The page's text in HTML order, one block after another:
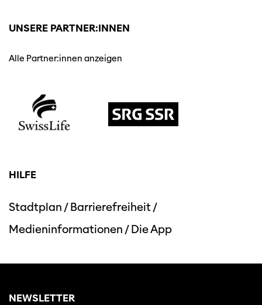
Diese Seite wird mit Internet Explorer
UNSERE PARTNER:INNEN
Alle Partner:innen anzeigen
HILFE
Stadtplan /Barrierefreiheit/
Medieninformationen /Die App
NEWSLETTER